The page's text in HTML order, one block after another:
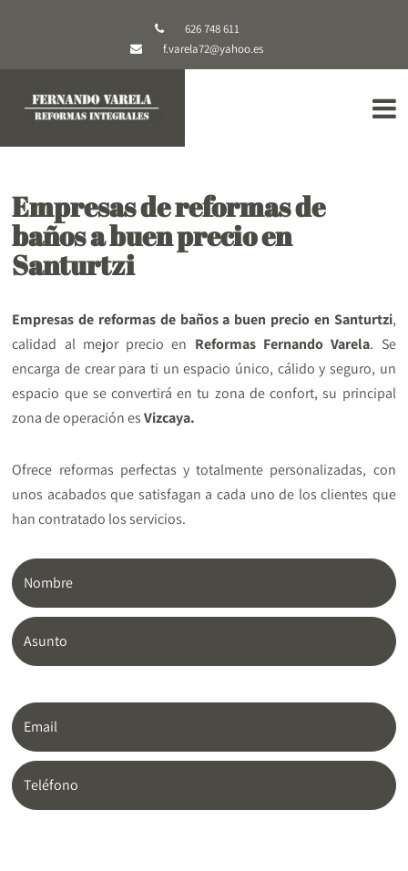
626 748 611
f.varela72@yahoo.es
Empresas de reformas de
baños a buen precio en
Santurtzi
Empresas de reformas de baños a buen precio en Santurtzi,
calidad al mejor precio en Reformas Fernando Varela. Se
encarga de crear para ti un espacio único, cálido y seguro, un
espacio que se convertirá en tu zona de confort, su principal
zona de operación esVizcaya.
Ofrece reformas perfectas y totalmente personalizadas, con
unos acabados que satisfagan a cada uno de los clientes que
han contratado los servicios.